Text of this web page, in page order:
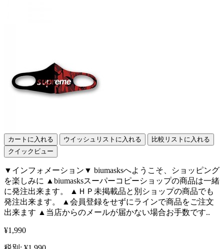
カートに入れる ウイッシュリストに入れる
比較リストに入れる
クイックビュー
▼インフォメーション▼ biumasksへようこそ、ショッピング
を楽しみに ▲biumasksスーパーコピーショップの商品は一緒
に発注出来ます。 ▲ＨＰ未掲載品と別ショップの商品でも
発注出来ます。 ▲会員登録をせずにラインで商品をご注文
出来ます ▲当店からのメールが届かない場合お手数です..
¥1,990